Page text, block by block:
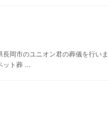
岡市のユニオン君の葬儀を行い
ット葬 ...